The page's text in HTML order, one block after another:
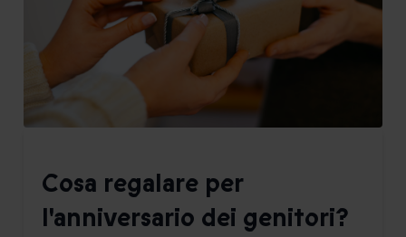
Cosa regalare per
l'anniversario dei genitori?